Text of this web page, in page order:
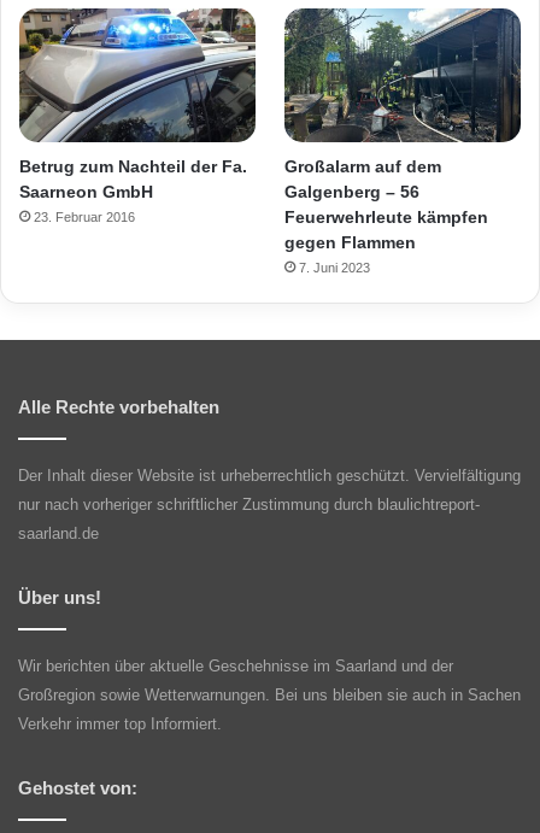
Betrug zum Nachteil der Fa.
Saarneon GmbH
23. Februar 2016
Großalarm auf dem
Galgenberg – 56
Feuerwehrleute kämpfen
gegen Flammen
7. Juni 2023
Alle Rechte vorbehalten
Der Inhalt dieser Website ist urheberrechtlich geschützt. Vervielfältigung
nur nach vorheriger schriftlicher Zustimmung durch blaulichtreport-
saarland.de
Über uns!
Wir berichten über aktuelle Geschehnisse im Saarland und der
Großregion sowie Wetterwarnungen. Bei uns bleiben sie auch in Sachen
Verkehr immer top Informiert.
Gehostet von: